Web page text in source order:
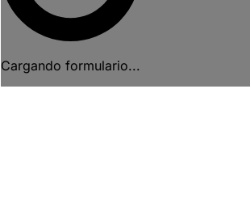
Cargando formulario...